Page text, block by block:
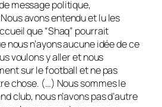
message politique,
avons entendu et lu les
que “Shaq” pourrait
nous n’ayons aucune idée de ce
voulons y aller et nous
sur le football et ne pas
chose. (…) Nous sommes le
club, nous n’avons pas d’autre